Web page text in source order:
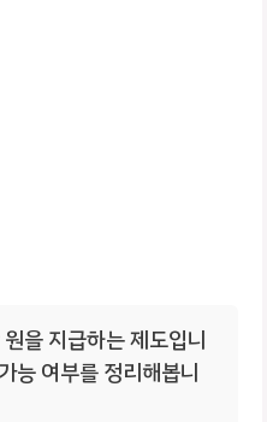
을 지급하는 제도입니
능 여부를 정리해봅니